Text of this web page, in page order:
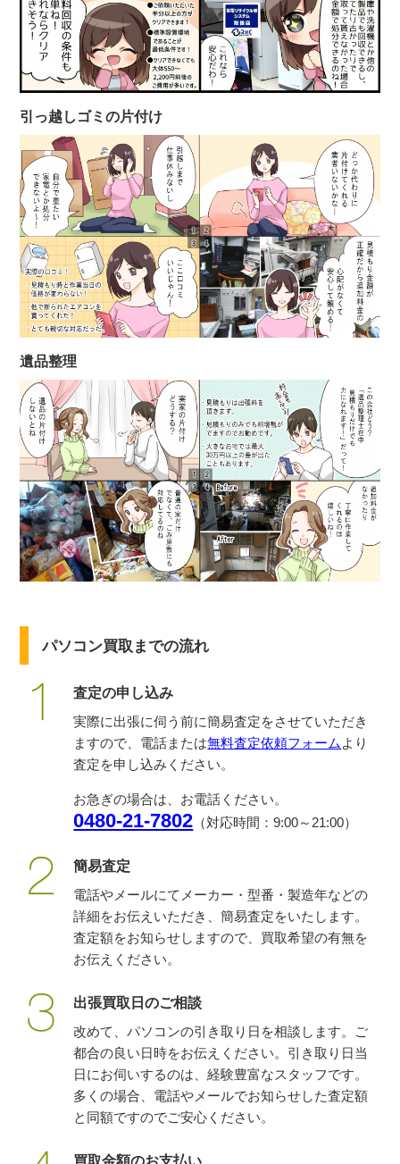
引っ越しゴミの片付け
遺品整理
パソコン買取までの流れ
査定の申し込み
実際に出張に伺う前に簡易査定をさせていただき
ますので、電話または無料査定依頼フォーム より
査定を申し込みください。
お急ぎの場合は、お電話ください。
0480-21-7802 （対応時間：9:00～21:00）
簡易査定
電話やメールにてメーカー・型番・製造年などの
詳細をお伝えいただき、簡易査定をいたします。
査定額をお知らせしますので、買取希望の有無を
お伝えください。
出張買取日のご相談
改めて、パソコンの引き取り日を相談します。ご
都合の良い日時をお伝えください。引き取り日当
日にお伺いするのは、経験豊富なスタッフです。
多くの場合、電話やメールでお知らせした査定額
と同額ですのでご安心ください。